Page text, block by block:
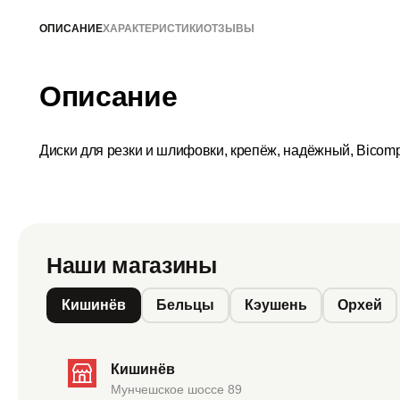
ОПИСАНИЕХАРАКТЕРИСТИКИОТЗЫВЫ
Описание
Диски для резки и шлифовки, крепёж, надёжный,
Наши магазины
Кишинёв Бельцы Кэушень Орхей
Кишинёв
Мунчешское шоссе 89